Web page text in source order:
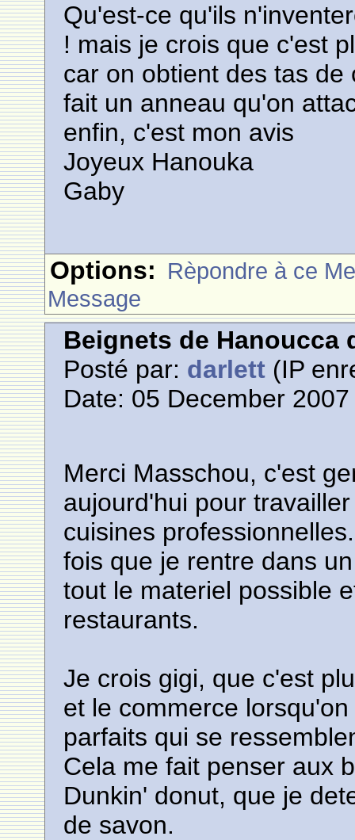
Qu'est-ce qu'ils
! mais je crois que c'est
car on obtient des tas
fait un anneau qu'on
enfin, c'est mon avis
Joyeux Hanouka
Gaby
Options: Rèpondre à ce
Message
Beignets de Hanoucca
Posté par: darlett (IP
Date: 05 December
Merci Masschou, c'est
aujourd'hui pour
cuisines
fois que je rentre dans
tout le materiel possible
restaurants.
Je crois gigi, que c'est
et le commerce
parfaits qui se
Cela me fait penser aux
Dunkin' donut, que je
de savon.